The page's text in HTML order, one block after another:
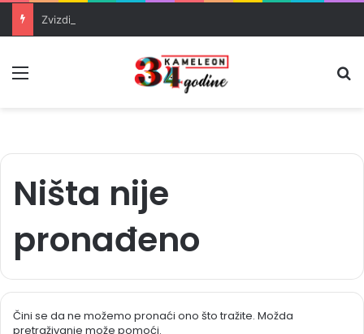
Ništa nije
pronađeno
Čini se da ne možemo pronaći ono što tražite. Možda
pretraživanje može pomoći.